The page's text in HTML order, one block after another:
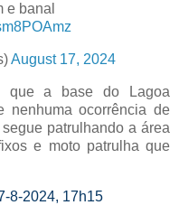
e banal
August 17, 2024
que a base do Lagoa
nenhuma ocorrência de
patrulhando a área
e moto patrulha que
8-2024, 17h15